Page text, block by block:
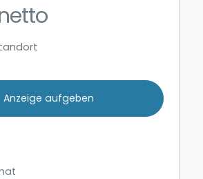
Anzeige aufgeben